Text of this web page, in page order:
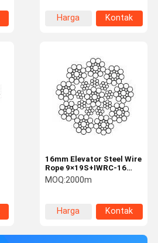
Harga
Kontak
16mm Elevator Steel Wire
Rope 9×19S+IWRC-16
Traction Rope
Mechanical
MOQ:2000m
Harga
Kontak